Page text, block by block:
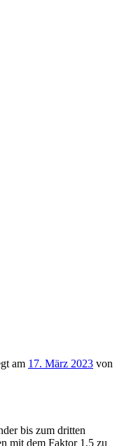
am 17. März 2023 von
bis zum dritten
mit dem Faktor 1,5 zu